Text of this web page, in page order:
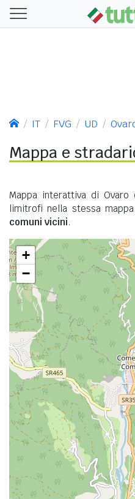
IT FVG UD
Mappa e
Mappa interattiva di
limitrofi nella stessa
comuni vicini.
+
−